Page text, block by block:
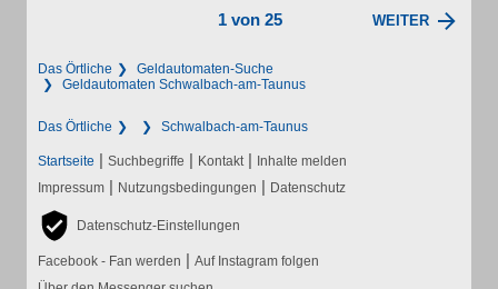
1 von 25 WEITER
Das Örtliche
Geldautomaten-Suche
Geldautomaten Schwalbach-am-Taunus
Das Örtliche Schwalbach-am-Taunus
Startseite | Suchbegriffe | Kontakt | Inhalte melden
Impressum | Nutzungsbedingungen | Datenschutz
Datenschutz-Einstellungen
Facebook - Fan werden | Auf Instagram folgen